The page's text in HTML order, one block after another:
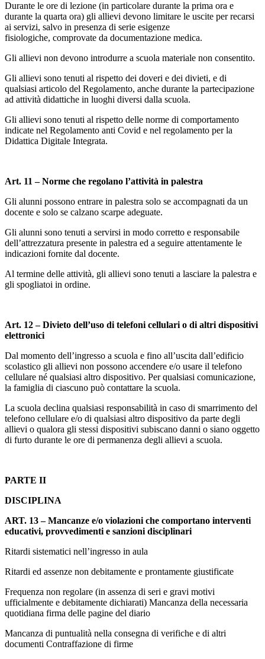
Durante le ore di lezione (in particolare durante la prima ora e
durante la quarta ora) gli allievi devono limitare le uscite per recarsi
ai servizi, salvo in presenza di serie esigenze
fisiologiche, comprovate da documentazione medica.
Gli allievi non devono introdurre a scuola materiale non consentito.
Gli allievi sono tenuti al rispetto dei doveri e dei divieti, e di
qualsiasi articolo del Regolamento, anche durante la partecipazione
ad attività didattiche in luoghi diversi dalla scuola.
Gli allievi sono tenuti al rispetto delle norme di comportamento
indicate nel Regolamento anti Covid e nel regolamento per la
Didattica Digitale Integrata.
Art. 11 – Norme che regolano l’attività in palestra
Gli alunni possono entrare in palestra solo se accompagnati da un
docente e solo se calzano scarpe adeguate.
Gli alunni sono tenuti a servirsi in modo corretto e responsabile
dell’attrezzatura presente in palestra ed a seguire attentamente le
indicazioni fornite dal docente.
Al termine delle attività, gli allievi sono tenuti a lasciare la palestra e
gli spogliatoi in ordine.
Art. 12 – Divieto dell’uso di telefoni cellulari o di altri dispositivi
elettronici
Dal momento dell’ingresso a scuola e fino all’uscita dall’edificio
scolastico gli allievi non possono accendere e/o usare il telefono
cellulare né qualsiasi altro dispositivo. Per qualsiasi comunicazione,
la famiglia di ciascuno può contattare la scuola.
La scuola declina qualsiasi responsabilità in caso di smarrimento del
telefono cellulare e/o di qualsiasi altro dispositivo da parte degli
allievi o qualora gli stessi dispositivi subiscano danni o siano oggetto
di furto durante le ore di permanenza degli allievi a scuola.
PARTE II
DISCIPLINA
ART. 13 – Mancanze e/o violazioni che comportano interventi
educativi, provvedimenti e sanzioni disciplinari
Ritardi sistematici nell’ingresso in aula
Ritardi ed assenze non debitamente e prontamente giustificate
Frequenza non regolare (in assenza di seri e gravi motivi
ufficialmente e debitamente dichiarati) Mancanza della necessaria
quotidiana firma delle pagine del diario
Mancanza di puntualità nella consegna di verifiche e di altri
documenti Contraffazione di firme